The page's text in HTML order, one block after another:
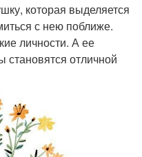
которая выделяется
с нею поближе.
личности. А ее
становятся отличной